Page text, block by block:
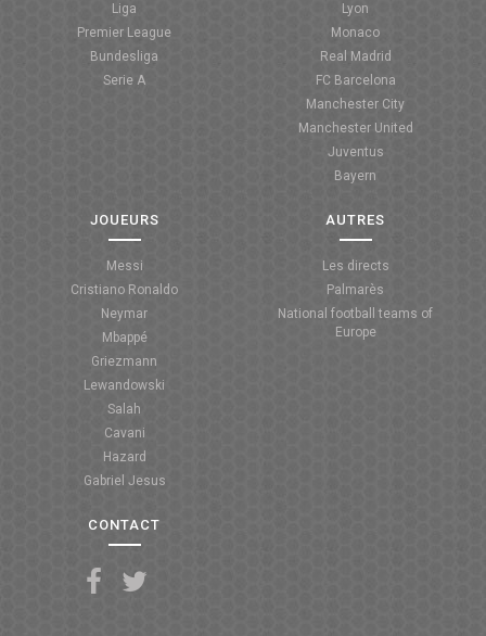
Liga
Premier League
Bundesliga
Serie A
Lyon
Monaco
Real Madrid
FC Barcelona
Manchester City
Manchester United
Juventus
Bayern
JOUEURS
Messi
Cristiano Ronaldo
Neymar
Mbappé
Griezmann
Lewandowski
Salah
Cavani
Hazard
Gabriel Jesus
AUTRES
Les directs
Palmarès
National football teams of
Europe
CONTACT